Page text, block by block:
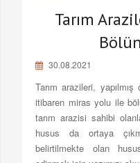
Tarım
30.08.2021
Tarım arazileri,
itibaren miras yolu ile
tarım arazisi sahibi
husus da ortaya
belirtilmekte olan